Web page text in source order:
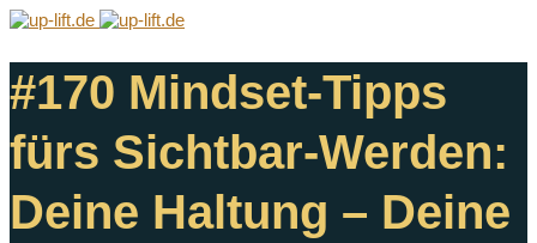
#170 Mindset-Tipps
fürs Sichtbar-Werden:
Deine Haltung – Deine